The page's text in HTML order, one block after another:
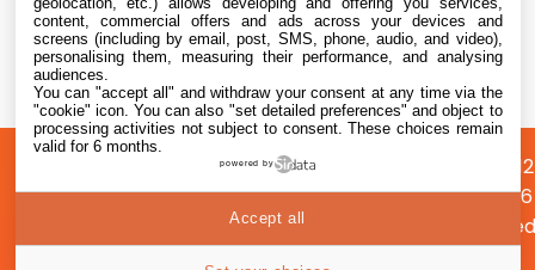
L’App Store est en panne pour plusieurs
utilisateurs, selon Apple
7 Aug. 2026 • 19:34
propos
Préférences
cookies
Confidentialité
©
2026
|
content, commercial offers and ads across your devices and
screens (including by email, post, SMS, phone, audio, and video),
personalising them, measuring their performance, and analysing
audiences.
You can "accept all" and withdraw your consent at any time via the
"cookie" icon. You can also "set detailed preferences" and object to
processing activities not subject to consent. These choices remain
valid for 6 months.
powered by
Accept all